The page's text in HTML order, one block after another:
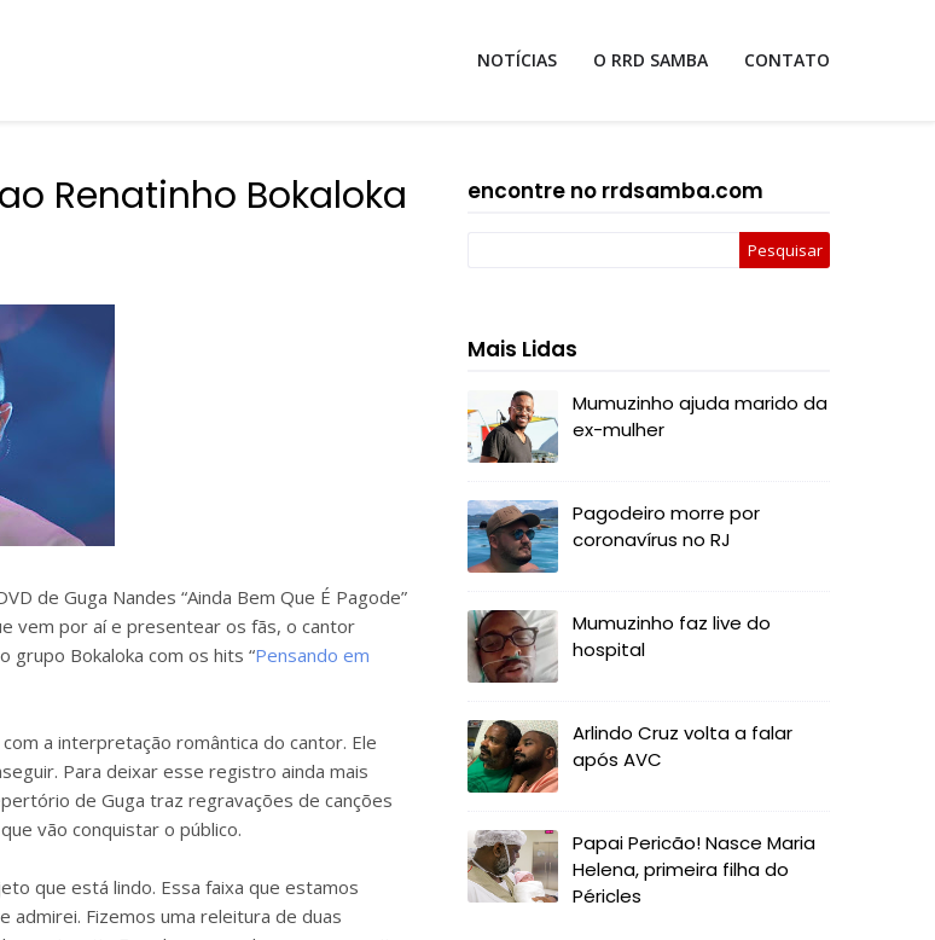
NOTÍCIAS O RRD SAMBA CONTATO
Renatinho Bokaloka
de Guga Nandes “Ainda Bem Que É Pagode”
vem por aí e presentear os fãs, o cantor
grupo Bokaloka com os hits “Pensando em
a interpretação romântica do cantor. Ele
Para deixar esse registro ainda mais
de Guga traz regravações de canções
vão conquistar o público.
que está lindo. Essa faixa que estamos
admirei. Fizemos uma releitura de duas
encontre no rrdsamba.com
Mais Lidas
Mumuzinho ajuda marido da
ex-mulher
Pagodeiro morre por
coronavírus no RJ
Mumuzinho faz live do
hospital
Arlindo Cruz volta a falar
após AVC
Papai Pericão! Nasce Maria
Helena, primeira filha do
Péricles